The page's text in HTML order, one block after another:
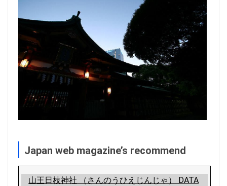
Japan web magazine’s recommend
山王日枝神社 （さんのうひえじんじゃ） DATA